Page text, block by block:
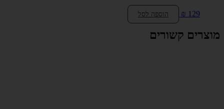
₪ 129 הוספה לסל
מוצרים קשורים